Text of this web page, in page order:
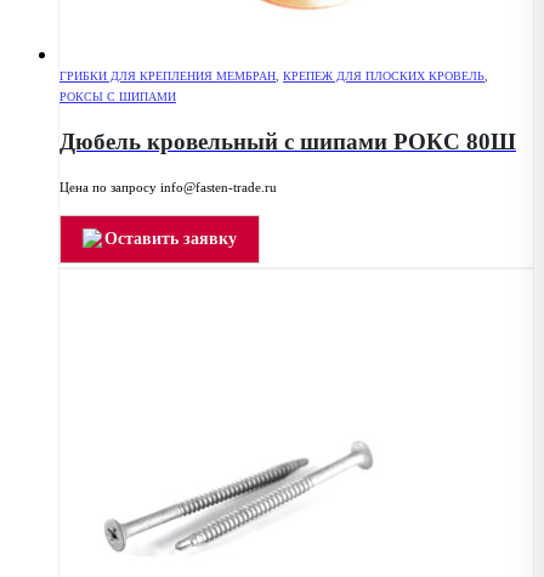
ГРИБКИ ДЛЯ КРЕПЛЕНИЯ МЕМБРАН КРЕПЕЖ ДЛЯ ПЛОСКИХ КРОВЕЛЬ
РОКСЫ С ШИПАМИ
Дюбель кровельный с шипами РОКС 80Ш
Цена по запросу info@fasten-trade.ru
Оставить заявку